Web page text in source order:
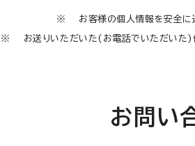
お客様の個人情報を安全に
お送りいただいた(お電話でいただいた)
お問い